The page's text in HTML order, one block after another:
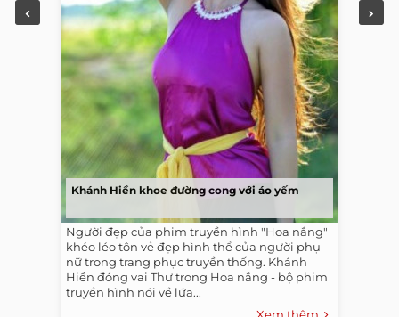
Khánh Hiền khoe đường cong với áo yếm
Người đẹp của phim truyền hình "Hoa nắng"
khéo léo tôn vẻ đẹp hình thể của người phụ
nữ trong trang phục truyền thống. Khánh
Hiền đóng vai Thư trong Hoa nắng - bộ phim
truyền hình nói về lứa...
Xem thêm